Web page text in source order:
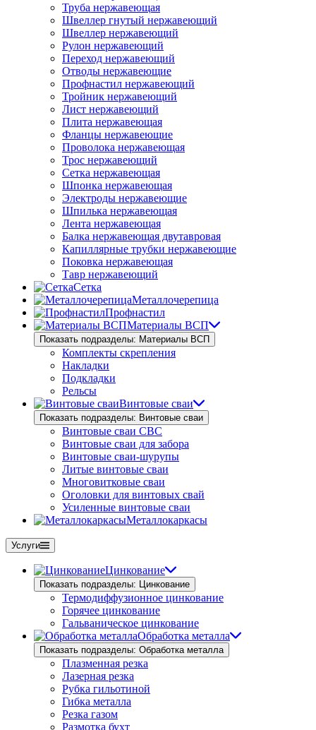
Труба нержавеющая
Швеллер гнутый нержавеющий
Швеллер нержавеющий
Рулон нержавеющий
Переход нержавеющий
Отводы нержавеющие
Профнастил нержавеющий
Тройник нержавеющий
Лист нержавеющий
Плита нержавеющая
Фланцы нержавеющие
Проволока нержавеющая
Трос нержавеющий
Сетка нержавеющая
Шпонка нержавеющая
Электроды нержавеющие
Шпилька нержавеющая
Лента нержавеющая
Балка нержавеющая двутавровая
Капиллярные трубки нержавеющие
Поковка нержавеющая
Тавр нержавеющий
Сетка
Металлочерепица
Профнастил
Материалы ВСП
Показать подразделы: Материалы ВСП
Комплекты скрепления
Накладки
Подкладки
Рельсы
Винтовые сваи
Показать подразделы: Винтовые сваи
Винтовые сваи СВС
Винтовые сваи для забора
Винтовые сваи-шурупы
Литые винтовые сваи
Многовитковые сваи
Оголовки для винтовых свай
Усиленные винтовые сваи
Металлокаркасы
Услуги
Цинкование
Показать подразделы: Цинкование
Термодиффузионное цинкование
Горячее цинкование
Гальваническое цинкование
Обработка металла
Показать подразделы: Обработка металла
Плазменная резка
Лазерная резка
Рубка гильотиной
Гибка металла
Резка газом
Размотка бухт